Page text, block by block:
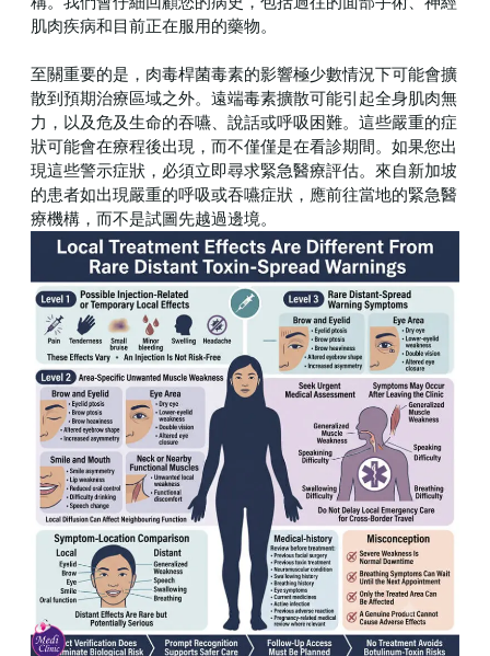
肌肉疾病和目前正在服用的藥物。
至關重要的是，肉毒桿菌毒素的影響極少數情況下可能會擴
散到預期治療區域之外。遠端毒素擴散可能引起全身肌肉無
力，以及危及生命的吞嚥、說話或呼吸困難。這些嚴重的症
狀可能會在療程後出現，而不僅僅是在看診期間。如果您出
現這些警示症狀，必須立即尋求緊急醫療評估。來自新加坡
的患者如出現嚴重的呼吸或吞嚥症狀，應前往當地的緊急醫
療機構，而不是試圖先越過邊境。